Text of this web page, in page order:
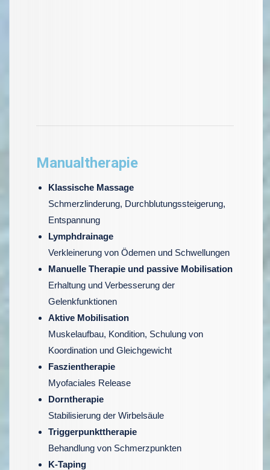
Manualtherapie
Klassische Massage
Schmerzlinderung, Durchblutungssteigerung,
Entspannung
Lymphdrainage
Verkleinerung von Ödemen und Schwellungen
Manuelle Therapie und passive Mobilisation
Erhaltung und Verbesserung der
Gelenkfunktionen
Aktive Mobilisation
Muskelaufbau, Kondition, Schulung von
Koordination und Gleichgewicht
Faszientherapie
Myofaciales Release
Dorntherapie
Stabilisierung der Wirbelsäule
Triggerpunkttherapie
Behandlung von Schmerzpunkten
K-Taping